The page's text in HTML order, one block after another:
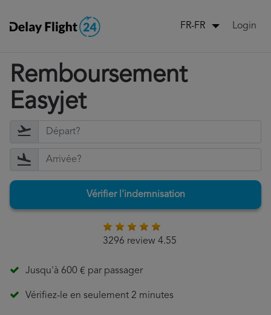
FR-FR Login
Remboursement
Easyjet
Vérifier l'indemnisation
3296 review 4.55
Jusqu'à 600 € par passager
Vérifiez-le en seulement 2 minutes